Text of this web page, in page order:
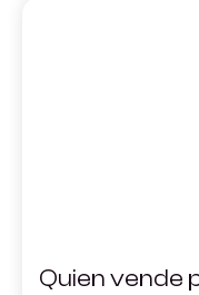
Quien vende